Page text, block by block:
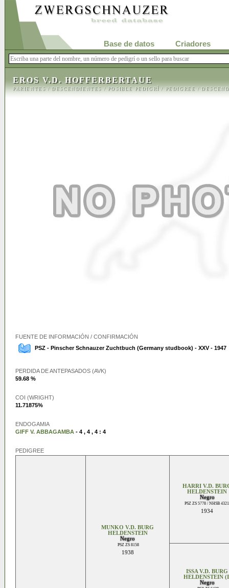
Base de datos Criadores
EROS V.D. HOFFERBERTAUE
PARIENTES/DESCENDIENTES/POSIBLE PEDIGRÍ/PEDIGREE/
FUENTE DE INFORMACIÓN / CONFIRMACIÓN
PSZ - Pinscher Schnauzer Zuchtbuch (Germany studbook) - XXV - 1947
PERDIDA DE ANTEPASADOS (AVK)
59.68 %
COI (WRIGHT)
11.71875%
ENDOGAMIA
GIFF V. ABBAGAMBA - 4 , 4 , 4 : 4
PEDIGREE
MUNKO V.D. BURG
HELDENSTEIN
Negro
PSZ ZS 8158
1938
HARRI V.D.
HELDENSTEIN
Negro
PSZ ZS 5778 / NHSB
1934
ISSA V.D. BURG
HELDENSTEIN
Negro